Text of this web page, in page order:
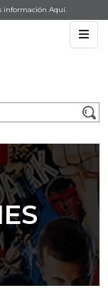
información Aquí.